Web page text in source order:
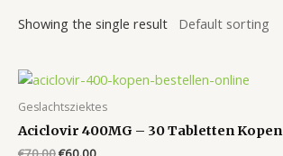
Showing the single result
Geslachtsziektes
Aciclovir 400MG – 30 Tabletten Kopen
OriginalCurrent